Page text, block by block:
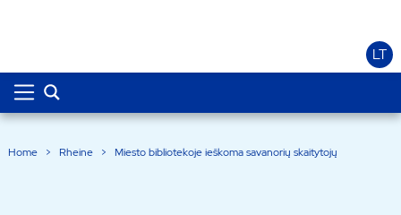
LT
Home > Rheine > Miesto bibliotekoje ieškoma savanorių skaitytojų